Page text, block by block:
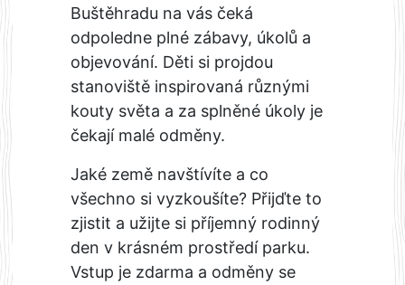
Buštěhradu na vás čeká
odpoledne plné zábavy, úkolů a
objevování. Děti si projdou
stanoviště inspirovaná různými
kouty světa a za splněné úkoly je
čekají malé odměny.
Jaké země navštívíte a co
všechno si vyzkoušíte? Přijďte to
zjistit a užijte si příjemný rodinný
den v krásném prostředí parku.
Vstup je zdarma a odměny se